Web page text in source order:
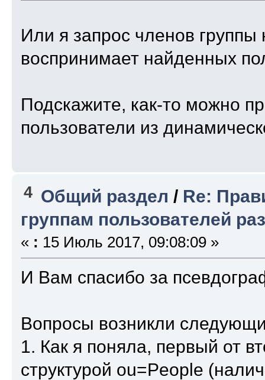
Или я запрос членов
воспринимает найденных
Подскажите, как-то можно
пользователи из
4 Общий раздел / Re:
группам пользователей
« : 15 Июль 2017, 09:08:09 »
И Вам спасибо за
Вопросы возникли
1. Как я поняла, первый от
структурой ou=People